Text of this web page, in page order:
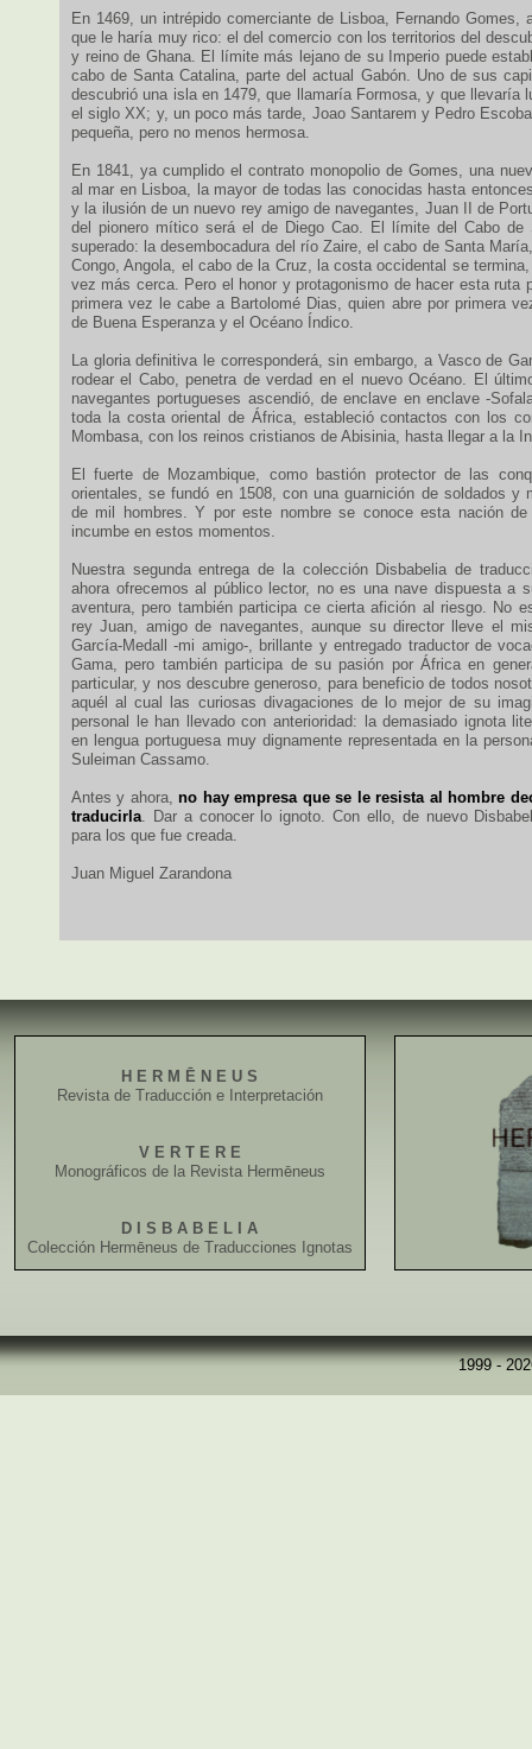
En 1469, un intrépido comerciante de Lisboa, Fernando Gomes,
que le haría muy rico: el del comercio con los territorios del
y reino de Ghana. El límite más lejano de su Imperio puede
cabo de Santa Catalina, parte del actual Gabón. Uno de sus
descubrió una isla en 1479, que llamaría Formosa, y que llevaría
el siglo XX; y, un poco más tarde, Joao Santarem y Pedro
pequeña, pero no menos hermosa.
En 1841, ya cumplido el contrato monopolio de Gomes, una
al mar en Lisboa, la mayor de todas las conocidas hasta
y la ilusión de un nuevo rey amigo de navegantes, Juan II de
del pionero mítico será el de Diego Cao. El límite del Cabo de
superado: la desembocadura del río Zaire, el cabo de Santa
Congo, Angola, el cabo de la Cruz, la costa occidental se
vez más cerca. Pero el honor y protagonismo de hacer esta ruta
primera vez le cabe a Bartolomé Dias, quien abre por primera
de Buena Esperanza y el Océano Índico.
La gloria definitiva le corresponderá, sin embargo, a Vasco de
rodear el Cabo, penetra de verdad en el nuevo Océano. El
navegantes portugueses ascendió, de enclave en enclave -
toda la costa oriental de África, estableció contactos con los
Mombasa, con los reinos cristianos de Abisinia, hasta llegar a la
El fuerte de Mozambique, como bastión protector de las
orientales, se fundó en 1508, con una guarnición de soldados y
de mil hombres. Y por este nombre se conoce esta nación
incumbe en estos momentos.
Nuestra segunda entrega de la colección Disbabelia de
ahora ofrecemos al público lector, no es una nave dispuesta a
aventura, pero también participa ce cierta afición al riesgo. No
rey Juan, amigo de navegantes, aunque su director lleve el
García-Medall -mi amigo-, brillante y entregado traductor de
Gama, pero también participa de su pasión por África en
particular, y nos descubre generoso, para beneficio de todos
aquél al cual las curiosas divagaciones de lo mejor de su
personal le han llevado con anterioridad: la demasiado ignota
en lengua portuguesa muy dignamente representada en la
Suleiman Cassamo.
Antes y ahora,no hay empresa que se le resista al hombre
traducirla. Dar a conocer lo ignoto. Con ello, de nuevo
para los que fue creada.
Juan Miguel Zarandona
H E R M Ē N E U S
Revista de Traducción e Interpretación
V E R T E R E
Monográficos de la Revista Hermēneus
D I S B A B E L I A
Colección Hermēneus de Traducciones Ignotas
1999 -